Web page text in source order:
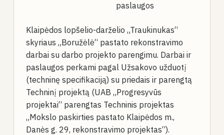
paslaugos
Klaipėdos lopšelio-darželio „Traukinukas“
skyriaus „Boružėlė“ pastato rekonstravimo
darbai su darbo projekto parengimu. Darbai ir
paslaugos perkami pagal Užsakovo užduotį
(techninę specifikaciją) su priedais ir parengtą
Techninį projektą (UAB „Progresyvūs
projektai“ parengtas Techninis projektas
„Mokslo paskirties pastato Klaipėdos m.,
Danės g. 29, rekonstravimo projektas“).